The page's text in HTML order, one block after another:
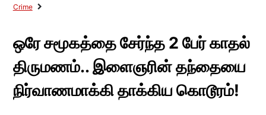
Crime
ஒரே சமூகத்தை சேர்ந்த 2 பேர் காதல்
திருமணம்.. இளைஞரின் தந்தையை
நிர்வாணமாக்கி தாக்கிய கொடூரம்!